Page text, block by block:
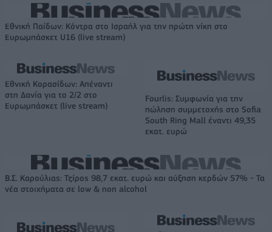
Εθνική Παίδων: Κόντρα στο Ισραήλ για την πρώτη νίκη στο
Ευρωμπάσκετ U16 (live stream)
Εθνική Κορασίδων: Απέναντι
στη Δανία για το 2/2 στο
Ευρωμπάσκετ (live stream)
Fourlis: Συμφωνία για την
πώληση συμμετοχής στο Sofia
South Ring Mall έναντι 49,35
εκατ. ευρώ
Β.Σ. Καρούλιας: Τζίρος 98,7 εκατ. ευρώ και αύξηση κερδών 57% - Τα
νέα στοιχήματα σε low & non alcohol